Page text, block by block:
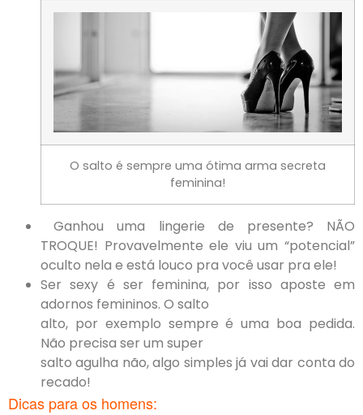
O salto é sempre uma ótima arma secreta
feminina!
Ganhou uma lingerie de presente? NÃO
TROQUE! Provavelmente ele viu um “potencial”
oculto nela e está louco pra você usar pra ele!
Ser sexy é ser feminina, por isso aposte em
adornos femininos. O salto
alto, por exemplo sempre é uma boa pedida.
Não precisa ser um super
salto agulha não, algo simples já vai dar conta do
recado!
Dicas para os homens: